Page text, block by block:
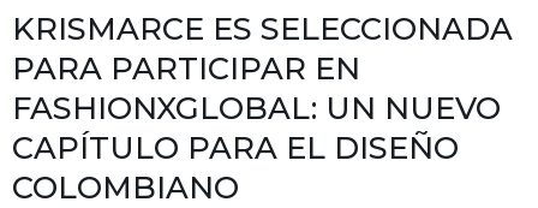
KRISMARCE ES SELECCIONADA
PARA PARTICIPAR EN
FASHIONXGLOBAL: UN NUEVO
CAPÍTULO PARA EL DISEÑO
COLOMBIANO